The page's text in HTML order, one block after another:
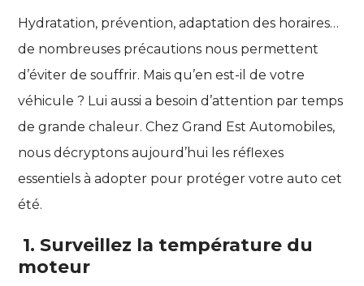
Hydratation, prévention, adaptation des horaires…
de nombreuses précautions nous permettent
d’éviter de souffrir. Mais qu’en est-il de votre
véhicule ? Lui aussi a besoin d’attention par temps
de grande chaleur. Chez Grand Est Automobiles,
nous décryptons aujourd’hui les réflexes
essentiels à adopter pour protéger votre auto cet
été.
1. Surveillez la température du
moteur